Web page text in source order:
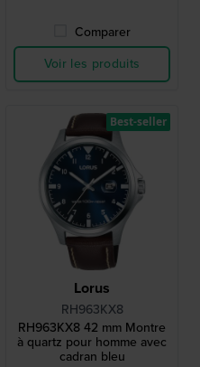
Comparer
Voir les produits
Lorus
RH963KX8
RH963KX8 42 mm Montre
à quartz pour homme avec
cadran bleu
Best-seller